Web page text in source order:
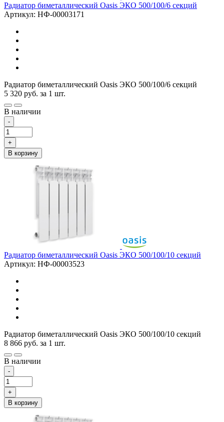
Радиатор биметаллический Oasis ЭКО 500/100/6 секций
Артикул: НФ-00003171
Радиатор биметаллический Oasis ЭКО 500/100/6 секций
5 320 руб. за 1 шт.
В наличии
-
+
В корзину
Радиатор биметаллический Oasis ЭКО 500/100/10 секций
Артикул: НФ-00003523
Радиатор биметаллический Oasis ЭКО 500/100/10 секций
8 866 руб. за 1 шт.
В наличии
-
+
В корзину